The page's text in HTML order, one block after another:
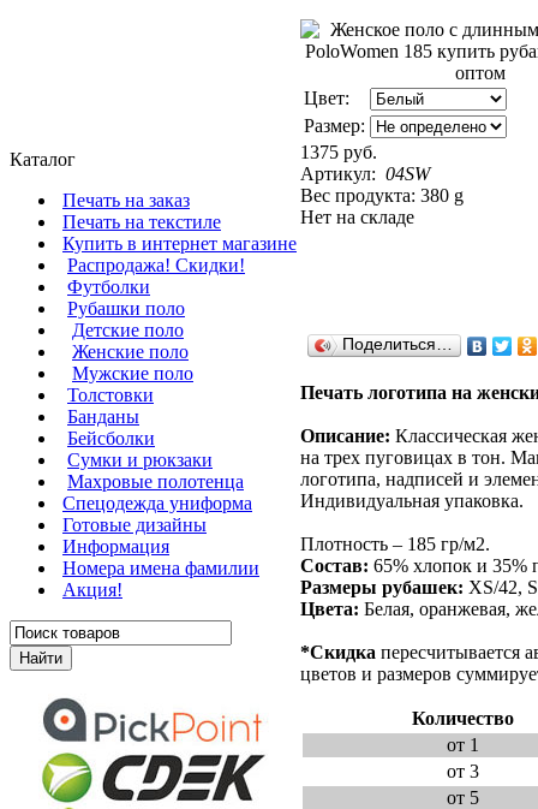
Каталог
Печать на заказ
Печать на текстиле
Купить в интернет магазине
Распродажа! Скидки!
Футболки
Рубашки поло
Детские поло
Женские поло
Мужские поло
Толстовки
Банданы
Бейсболки
Сумки и рюкзаки
Махровые полотенца
Cпецодежда униформа
Готовые дизайны
Информация
Номера имена фамилии
Акция!
Цвет:
Размер:
1375 руб.
Артикул: 04SW
Вес продукта: 380 g
Нет на складе
Поделиться…
Печать логотипа на
Описание: Классическая
на трех пуговицах в тон.
логотипа, надписей и
Индивидуальная упаковка.
Плотность – 185 гр/м2.
Состав: 65% хлопок и 35%
Размеры рубашек: XS/42,
Цвета: Белая, оранжевая,
*Скидка пересчитывается
цветов и размеров
Количество
от 1
от 3
от 5